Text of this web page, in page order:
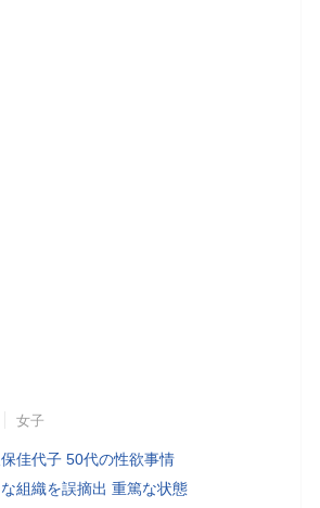
女子
佳代子 50代の性欲事情
組織を誤摘出 重篤な状態